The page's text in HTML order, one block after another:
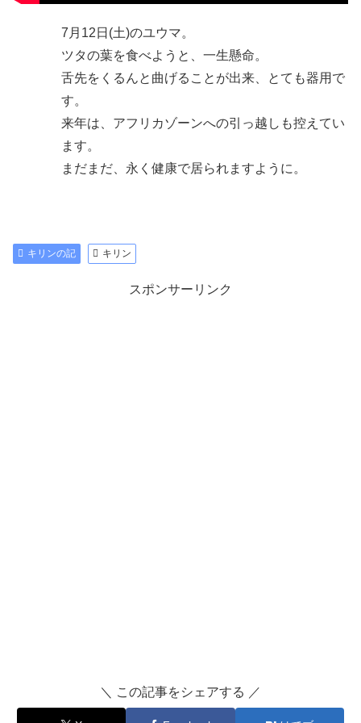
7月12日(土)のユウマ。
ツタの葉を食べようと、一生懸命。
舌先をくるんと曲げることが出来、とても器用で
す。
来年は、アフリカゾーンへの引っ越しも控えてい
ます。
まだまだ、永く健康で居られますように。
キリンの記 キリン
スポンサーリンク
＼ この記事をシェアする ／